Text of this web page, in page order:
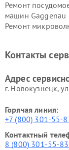
Ремонт
машин Gaggenau
Ремонт
Контакты
Адрес
г. Новокузнецк,
Горячая линия:
+7 (800) 301-55-
Контактный
8 (800) 301-55-83